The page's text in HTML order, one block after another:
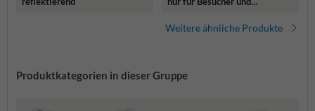
Unbefugte verboten
Weitere ähnliche Produkte
Produktkategorien in dieser Gruppe